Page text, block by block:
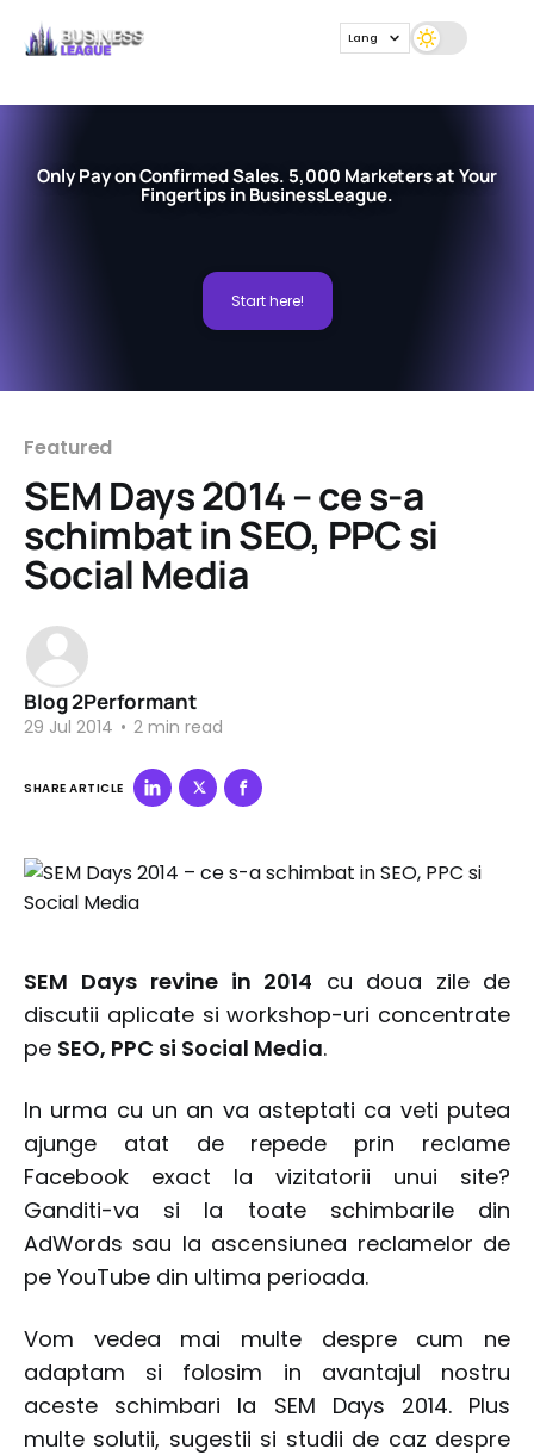
Lang
Only Pay on Confirmed Sales. 5,000 Marketers at Your
Fingertips in BusinessLeague.
Start here!
Featured
SEM Days 2014 – ce s-a
schimbat in SEO, PPC si
Social Media
Blog 2Performant
29 Jul 2014 • 2 min read
SHARE ARTICLE
SEM Days revine in 2014 cu doua zile de
discutii aplicate si workshop-uri concentrate
pe SEO, PPC si Social Media.
In urma cu un an va asteptati ca veti putea
ajunge atat de repede prin reclame
Facebook exact la vizitatorii unui site?
Ganditi-va si la toate schimbarile din
AdWords sau la ascensiunea reclamelor de
pe YouTube din ultima perioada.
Vom vedea mai multe despre cum ne
adaptam si folosim in avantajul nostru
aceste schimbari la SEM Days 2014. Plus
multe solutii, sugestii si studii de caz despre